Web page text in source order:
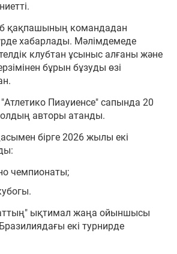
қақпашының командадан
хабарлады. Мәлімдемеде
клубтан ұсыныс алғаны және
бұрын бұзуды өзі
Пиауиенсе" сапында 20
авторы атанды.
бірге 2026 жылы екі
чемпионаты;
ықтимал жаңа ойыншысы
екі турнирде